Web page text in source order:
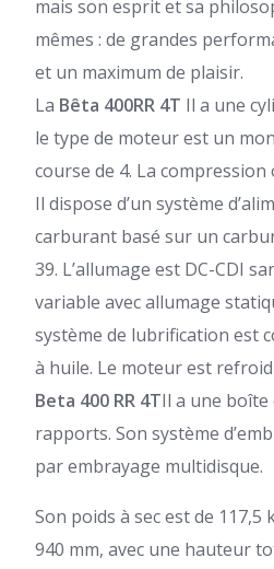
mais son esprit et sa
mêmes : de grandes
et un maximum de plaisir.
La Bêta 400RR 4T Il a une
le type de moteur est un
course de 4. La compression
Il dispose d’un système
carburant basé sur un
39. L’allumage est DC-CDI
variable avec allumage
système de lubrification est
à huile. Le moteur est
Beta 400 RR 4TIl a une boîte
rapports. Son système
par embrayage multidisque.
Son poids à sec est de 117,5
940 mm, avec une hauteur